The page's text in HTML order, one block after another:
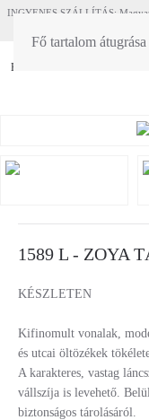
Fő tartalom átugrása
HU
INGYENES SZÁLLÍTÁS:
1589 L - ZOYA
KÉSZLETEN
Kifinomult vonalak,
és utcai öltözékek
A karakteres, vastag
vállszíja is levehető.
biztonságos tárolásáról.